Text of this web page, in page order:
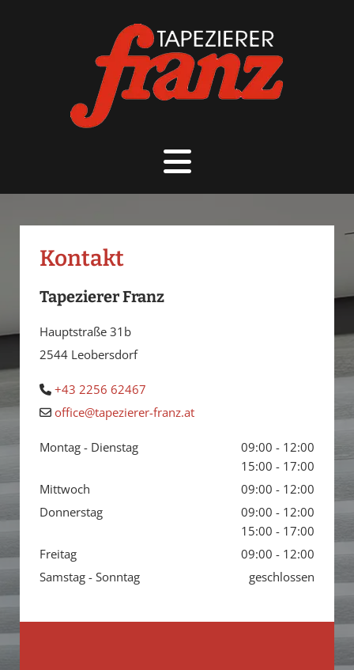
Kontakt
Tapezierer Franz
Hauptstraße 31b
2544 Leobersdorf
 +43 2256 62467
 office@tapezierer-franz.at
Montag - Dienstag
09:00 - 12:00
15:00 - 17:00
Mittwoch
09:00 - 12:00
Donnerstag
09:00 - 12:00
15:00 - 17:00
Freitag
09:00 - 12:00
Samstag - Sonntag
geschlossen